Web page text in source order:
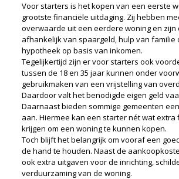
Voor starters is het kopen van een eerste
grootste financiële uitdaging. Zij hebben
overwaarde uit een eerdere woning en zijn
afhankelijk van spaargeld, hulp van familie
hypotheek op basis van inkomen.
Tegelijkertijd zijn er voor starters ook
tussen de 18 en 35 jaar kunnen onder
gebruikmaken van een vrijstelling van
Daardoor valt het benodigde eigen geld
Daarnaast bieden sommige gemeenten
aan. Hiermee kan een starter nét wat extra
krijgen om een woning te kunnen kopen.
Toch blijft het belangrijk om vooraf een
de hand te houden. Naast de
ook extra uitgaven voor de inrichting,
verduurzaming van de woning.